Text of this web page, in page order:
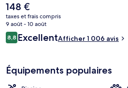
hébergement figurent une salle de
bar / salon. Les autres voyageurs ne
concerne le personnel attentionné et
Le
prix
actuel
est
de
148 €
taxes et frais compris
9 août - 10 août
Avis
voyageurs
8,88,8 sur 10
ExcellentAfficher 1 006 avis
Équipements populaires